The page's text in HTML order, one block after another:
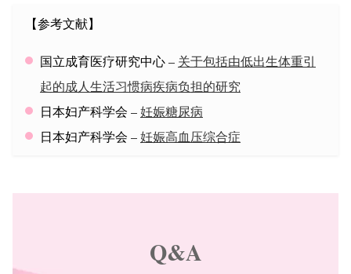
【参考文献】
国立成育医疗研究中心 – 关于包括由低出生体重引
起的成人生活习惯病疾病负担的研究
日本妇产科学会 –妊娠糖尿病
日本妇产科学会 –妊娠高血压综合症
Q&A